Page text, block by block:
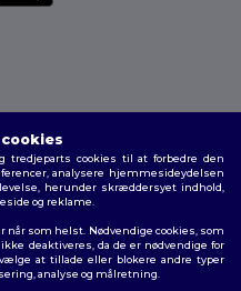
|Fortrolighedspolitik
tredjeparts cookies til at forbedre den
analysere hjemmesideydelsen
herunder skræddersyet indhold,
og reklame.
som helst. Nødvendige cookies, som
deaktiveres, da de er nødvendige for
at tillade eller blokere andre typer
analyse og målretning.